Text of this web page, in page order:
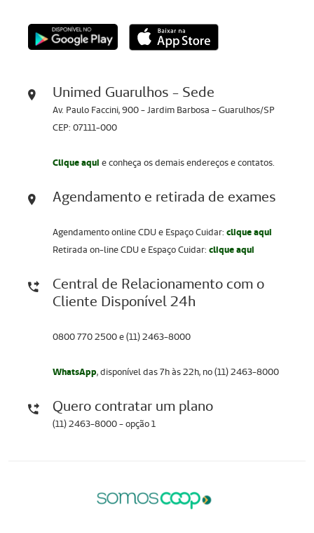
Unimed Guarulhos - Sede
Av. Paulo Faccini, 900 - Jardim Barbosa – Guarulhos/SP
CEP: 07111-000
Clique aqui e conheça os demais endereços e contatos.
Agendamento e retirada de exames
Agendamento online CDU e Espaço Cuidar: clique aqui
Retirada on-line CDU e Espaço Cuidar: clique aqui
Central de Relacionamento com o
Cliente Disponível 24h
0800 770 2500 e (11) 2463-8000
WhatsApp, disponível das 7h às 22h, no (11) 2463-8000
Quero contratar um plano
(11) 2463-8000 - opção 1